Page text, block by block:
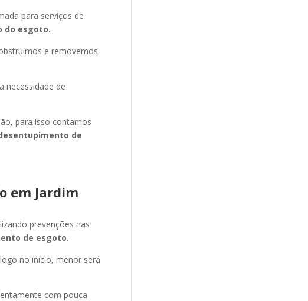
para serviços de
do esgoto.
e removemos
necessidade de
para isso contamos
de
em Jardim
prevenções nas
de esgoto.
logo no início, menor será
com pouca